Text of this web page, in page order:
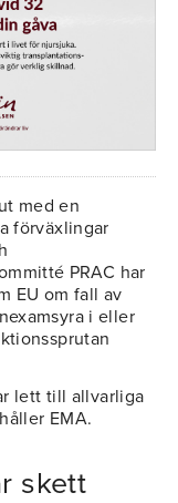
med en
förväxlingar
PRAC har
EU om fall av
i eller
lett till allvarliga
EMA.
skett